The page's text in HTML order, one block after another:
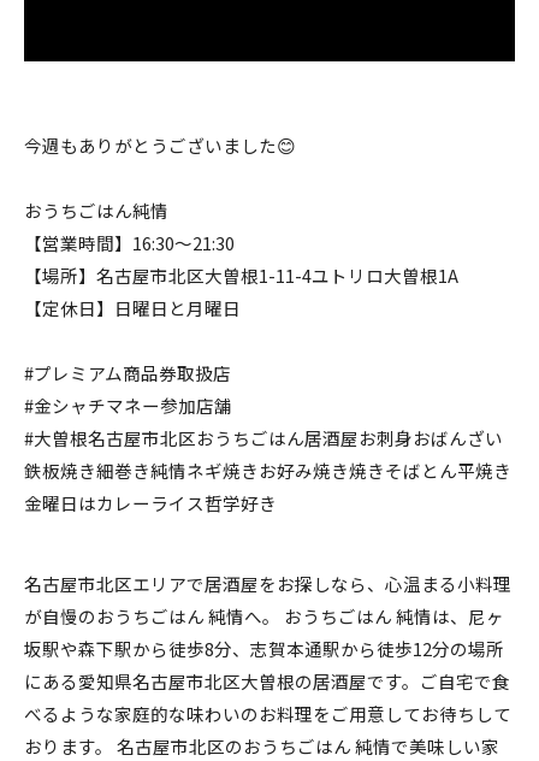
今週もありがとうございました😊
おうちごはん純情
【営業時間】16:30〜21:30
【場所】名古屋市北区大曽根1-11-4ユトリロ大曽根1A
【定休日】日曜日と月曜日
#プレミアム商品券取扱店
#金シャチマネー参加店舗
#大曽根名古屋市北区おうちごはん居酒屋お刺身おばんざい
鉄板焼き細巻き純情ネギ焼きお好み焼き焼きそばとん平焼き
金曜日はカレーライス哲学好き
名古屋市北区エリアで居酒屋をお探しなら、心温まる小料理
が自慢のおうちごはん 純情へ。 おうちごはん 純情は、尼ヶ
坂駅や森下駅から徒歩8分、志賀本通駅から徒歩12分の場所
にある愛知県名古屋市北区大曽根の居酒屋です。ご自宅で食
べるような家庭的な味わいのお料理をご用意してお待ちして
おります。 名古屋市北区のおうちごはん 純情で美味しい家